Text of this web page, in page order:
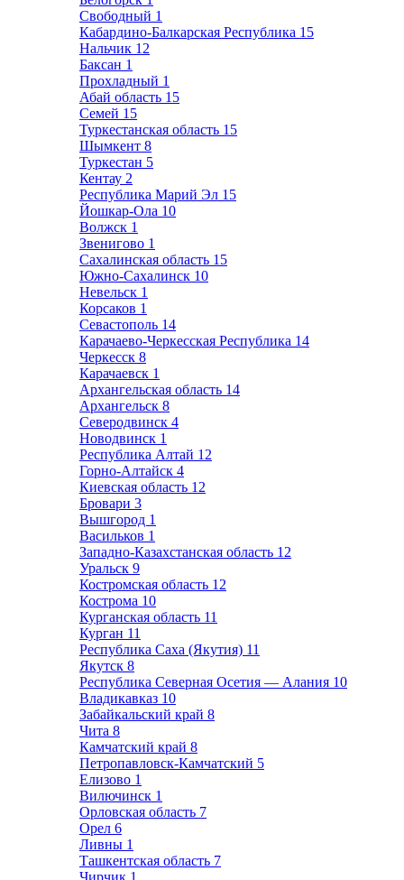
Свободный 1
Кабардино-Балкарская Республика 15
Нальчик 12
Баксан 1
Прохладный 1
Абай область 15
Семей 15
Туркестанская область 15
Шымкент 8
Туркестан 5
Кентау 2
Республика Марий Эл 15
Йошкар-Ола 10
Волжск 1
Звенигово 1
Сахалинская область 15
Южно-Сахалинск 10
Невельск 1
Корсаков 1
Севастополь 14
Карачаево-Черкесская Республика 14
Черкесск 8
Карачаевск 1
Архангельская область 14
Архангельск 8
Северодвинск 4
Новодвинск 1
Республика Алтай 12
Горно-Алтайск 4
Киевская область 12
Бровари 3
Вышгород 1
Васильков 1
Западно-Казахстанская область 12
Уральск 9
Костромская область 12
Кострома 10
Курганская область 11
Курган 11
Республика Саха (Якутия) 11
Якутск 8
Республика Северная Осетия — Алания 10
Владикавказ 10
Забайкальский край 8
Чита 8
Камчатский край 8
Петропавловск-Камчатский 5
Елизово 1
Вилючинск 1
Орловская область 7
Орел 6
Ливны 1
Ташкентская область 7
Чирчик 1